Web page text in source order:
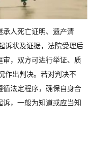
承人死亡证明、遗产清
诉状及证据，法院受理后
，双方可进行举证、质
作出判决。若对判决不
循法定程序，确保自身合
，一般为知道或应当知